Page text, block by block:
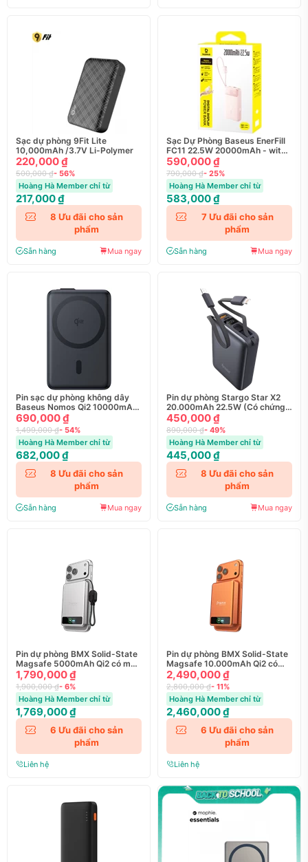
Sạc dự phòng 9Fit Lite
10,000mAh /3.7V Li-Polymer
220,000 ₫
500,000 ₫- 56%
Hoàng Hà Member chỉ từ
217,000 ₫
8 Ưu đãi cho sản
phẩm
Sẵn hàng Mua ngay
Sạc Dự Phòng Baseus EnerFill
FC11 22.5W 20000mAh - with
Dual Built-in Cable
590,000 ₫
790,000 ₫- 25%
Hoàng Hà Member chỉ từ
583,000 ₫
7 Ưu đãi cho sản
phẩm
Sẵn hàng Mua ngay
Pin sạc dự phòng không dây
Baseus Nomos Qi2 10000mAh
45W
690,000 ₫
1,499,000 ₫- 54%
Hoàng Hà Member chỉ từ
682,000 ₫
8 Ưu đãi cho sản
phẩm
Sẵn hàng Mua ngay
Pin dự phòng Stargo Star X2
20.000mAh 22.5W (Có chứng
chỉ CCC)
450,000 ₫
890,000 ₫- 49%
Hoàng Hà Member chỉ từ
445,000 ₫
8 Ưu đãi cho sản
phẩm
Sẵn hàng Mua ngay
Pin dự phòng BMX Solid-State
Magsafe 5000mAh Qi2 có màn
hình LED
1,790,000 ₫
1,900,000 ₫- 6%
Hoàng Hà Member chỉ từ
1,769,000 ₫
6 Ưu đãi cho sản
phẩm
Liên hệ
Pin dự phòng BMX Solid-State
Magsafe 10.000mAh Qi2 có
màn hình LED
2,490,000 ₫
2,800,000 ₫- 11%
Hoàng Hà Member chỉ từ
2,460,000 ₫
6 Ưu đãi cho sản
phẩm
Liên hệ